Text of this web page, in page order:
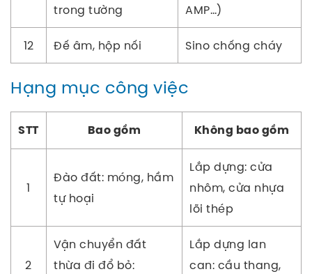
trong tường
AMP…)
12 Đế âm, hộp nối Sino chống cháy
Hạng mục công việc
STT Bao gồm Không bao gồm
1
Đào đất: móng, hầm
tự hoại
Lắp dựng: cửa
nhôm, cửa nhựa
lõi thép
2
Vận chuyển đất
thừa đi đổ bỏ:
Lắp dựng lan
can: cầu thang,